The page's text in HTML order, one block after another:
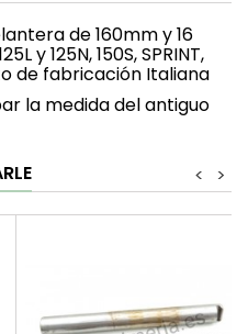
de 160mm y 16
y 125N, 150S, SPRINT,
de fabricación Italiana
la medida del antiguo
>
<